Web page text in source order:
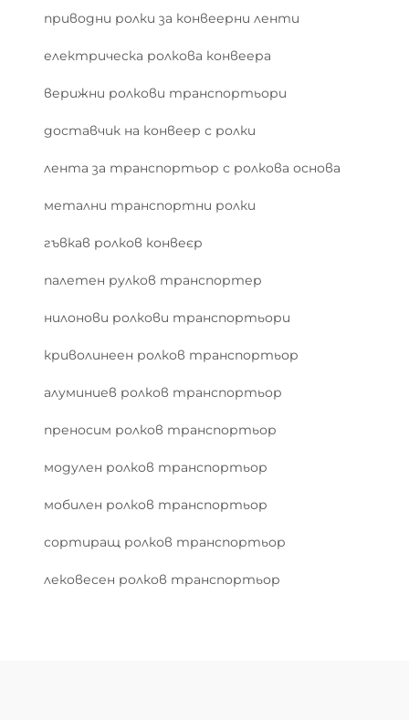
приводни ролки за конвеерни ленти
електрическа ролкова конвеера
верижни ролкови транспортьори
доставчик на конвеер с ролки
лента за транспортьор с ролкова основа
метални транспортни ролки
гъвкав ролков конвеєр
палетен рулков транспортер
нилонови ролкови транспортьори
криволинеен ролков транспортьор
алуминиев ролков транспортьор
преносим ролков транспортьор
модулен ролков транспортьор
мобилен ролков транспортьор
сортиращ ролков транспортьор
лековесен ролков транспортьор